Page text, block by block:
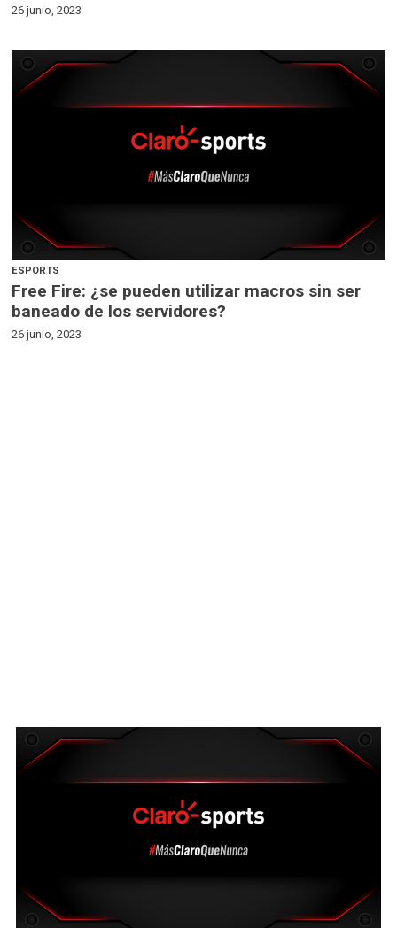
26 junio, 2023
ESPORTS
Free Fire: ¿se pueden utilizar macros sin ser
baneado de los servidores?
26 junio, 2023